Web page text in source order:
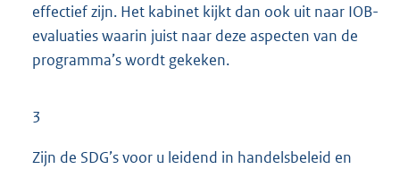
effectief zijn. Het kabinet kijkt dan ook uit naar IOB-
evaluaties waarin juist naar deze aspecten van de
programma’s wordt gekeken.
3
Zijn de SDG’s voor u leidend in handelsbeleid en